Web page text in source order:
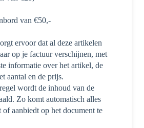
van €50,-
ervoor dat al deze artikelen
op je factuur verschijnen, met
informatie over het artikel, de
aantal en de prijs.
wordt de inhoud van de
Zo komt automatisch alles
of aanbiedt op het document te